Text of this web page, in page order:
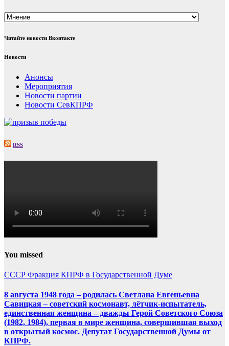
Рубрики
Читайте новости Вконтакте
Новости
Анонсы
Мероприятия
Новости партии
Новости СевКПРФ
RSS
You missed
СССР Фракция КПРФ в Государственной Думе
8 августа 1948 года – родилась Светлана Евгеньевна
Савицкая – советский космонавт, лётчик-испытатель,
единственная женщина – дважды Герой Советского Союза
(1982, 1984), первая в мире женщина, совершившая выход
в открытый космос. Депутат Государственной Думы от
КПРФ.